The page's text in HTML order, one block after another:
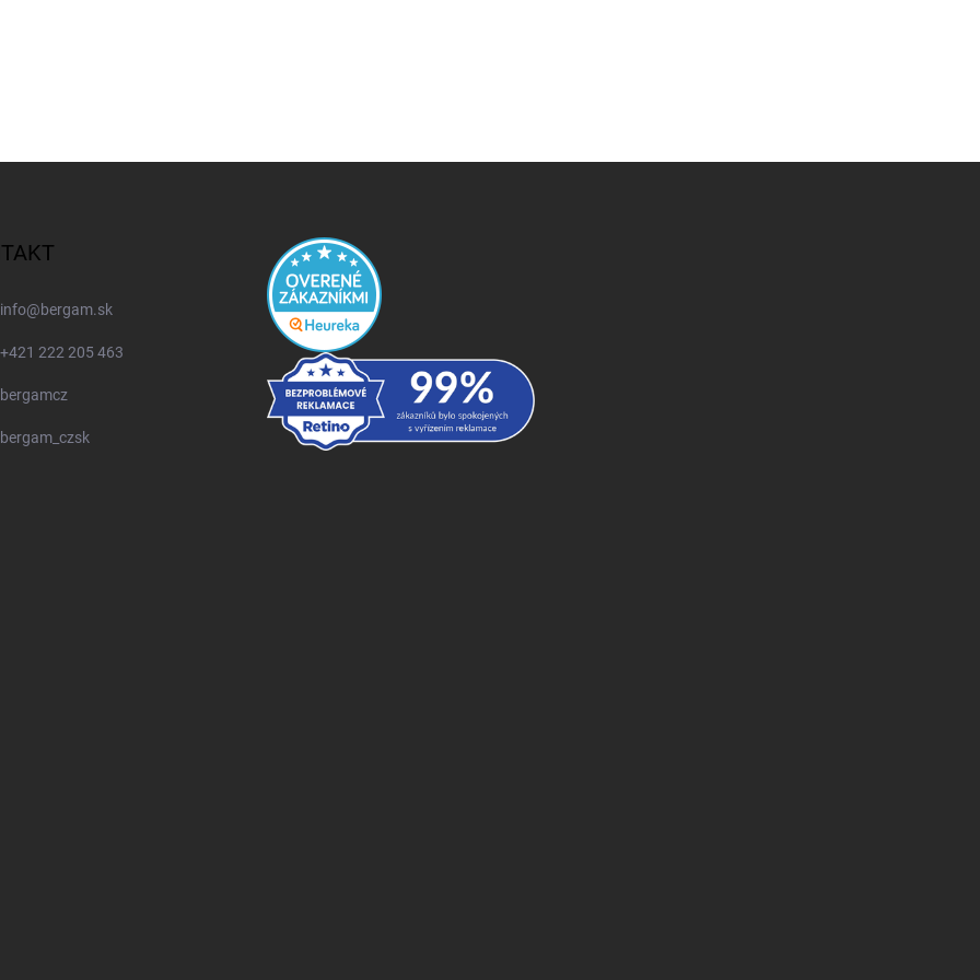
info@bergam.sk
+421 222 205 463
bergamcz
bergam_czsk